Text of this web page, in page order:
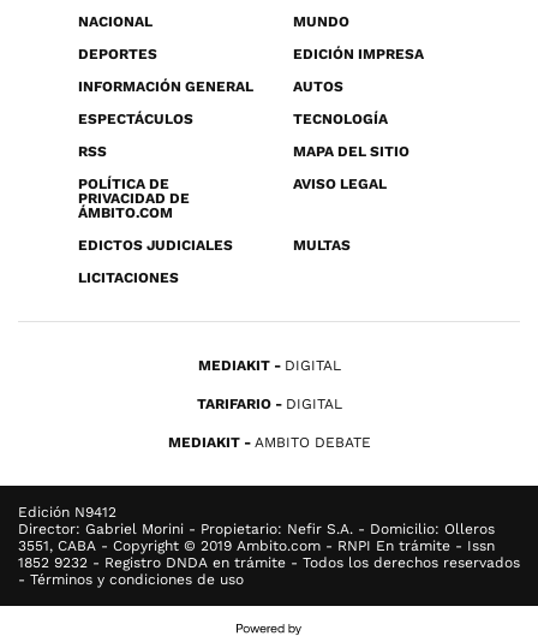
NACIONAL
MUNDO
DEPORTES
EDICIÓN IMPRESA
INFORMACIÓN GENERAL
AUTOS
ESPECTÁCULOS
TECNOLOGÍA
RSS
MAPA DEL SITIO
POLÍTICA DE
PRIVACIDAD DE
ÁMBITO.COM
AVISO LEGAL
EDICTOS JUDICIALES
MULTAS
LICITACIONES
MEDIAKIT DIGITAL
TARIFARIO DIGITAL
MEDIAKIT AMBITO DEBATE
Edición N9412
Director: Gabriel Morini - Propietario: Nefir S.A. - Domicilio: Olleros
3551, CABA - Copyright © 2019 Ambito.com - RNPI En trámite - Issn
1852 9232 - Registro DNDA en trámite - Todos los derechos reservados
- Términos y condiciones de uso